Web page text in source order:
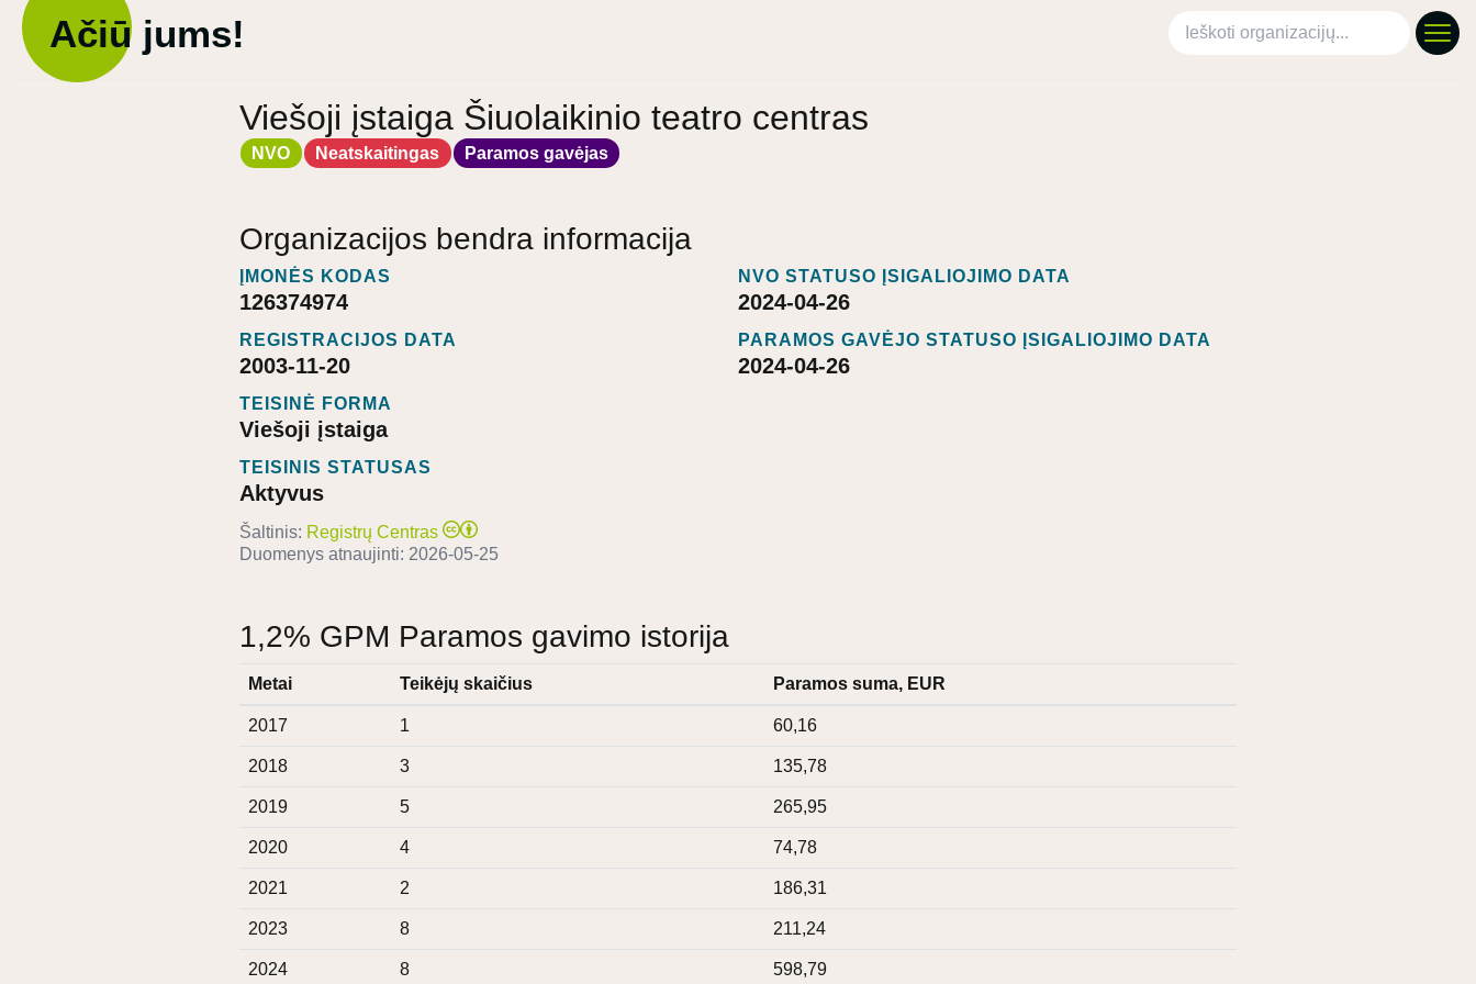
Ačiū jums! Ieškoti organizacijų
Viešoji įstaiga Šiuolaikinio teatro centras
NVO Neatskaitingas Paramos gavėjas
Organizacijos bendra informacija
ĮMONĖS KODAS
126374974
REGISTRACIJOS DATA
2003-11-20
TEISINĖ FORMA
Viešoji įstaiga
TEISINIS STATUSAS
Aktyvus
NVO STATUSO ĮSIGALIOJIMO DATA
2024-04-26
PARAMOS GAVĖJO STATUSO ĮSIGALIOJIMO DATA
2024-04-26
Šaltinis: Registrų Centras
Duomenys atnaujinti: 2026-05-25
1,2% GPM Paramos gavimo istorija
Metai Teikėjų skaičius Paramos suma, EUR
2017 1 60,16
2018 3 135,78
2019 5 265,95
2020 4 74,78
2021 2 186,31
2023 8 211,24
2024 8 598,79